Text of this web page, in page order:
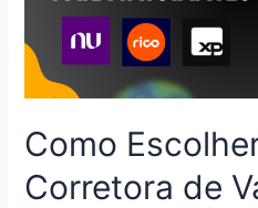
Como
Corretora de